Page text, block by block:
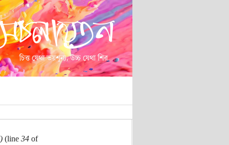
(line 34of